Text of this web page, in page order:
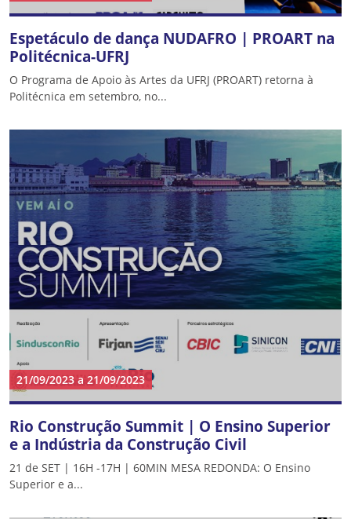
Espetáculo de dança NUDAFRO | PROART na
Politécnica-UFRJ
O Programa de Apoio às Artes da UFRJ (PROART) retorna à
Politécnica em setembro, no...
21/09/2023 a 21/09/2023
Rio Construção Summit | O Ensino Superior
e a Indústria da Construção Civil
21 de SET | 16H -17H | 60MIN MESA REDONDA: O Ensino
Superior e a...